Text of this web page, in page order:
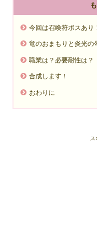
今回は召喚符ボスあり
竜のおまもりと炎光の
職業は？必要耐性は？
合成します！
おわりに
ス